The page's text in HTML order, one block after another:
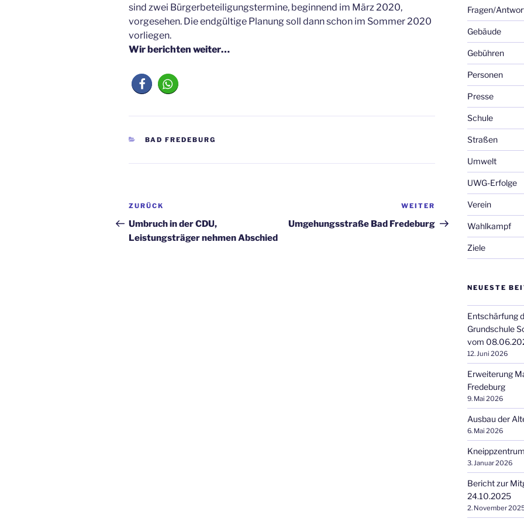
sind zwei Bürgerbeteiligungstermine, beginnend im März 2020,
vorgesehen. Die endgültige Planung soll dann schon im Sommer 2020
vorliegen.
Wir berichten weiter…
KATEGORIEN
BAD FREDEBURG
Beitragsnavigation
Vorheriger
Beitrag
ZURÜCK
Umbruch in der CDU,
Leistungsträger nehmen Abschied
Nächster
Beitrag
WEITER
Umgehungsstraße Bad Fredeburg
Fragen/
Gebäude
Gebühren
Personen
Presse
Schule
Straßen
Umwelt
UWG-Erfolge
Verein
Wahlkampf
Ziele
NEUESTE
Entschärfung
Grundschule
vom
12. Juni 2026
Erweiterung
Fredeburg
9. Mai 2026
Ausbau der
6. Mai 2026
3. Januar 2026
Bericht zur
24.10.2025
2. November